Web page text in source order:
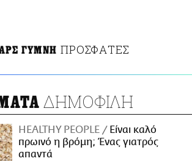
ΓΥΜΝΗ ΠΡΟΣΦΑΤΕΣ
ΔΗΜΟΦΙΛΗ
HEALTHY PEOPLE
Είναι καλό
πρωινό η βρόμη; Ένας γιατρός
απαντά